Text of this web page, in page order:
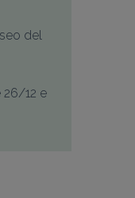
del
12 e